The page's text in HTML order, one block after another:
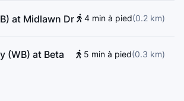
at Midlawn Dr 4 min à pied(0.2 km)
(WB) at Beta
5 min à pied(0.3 km)